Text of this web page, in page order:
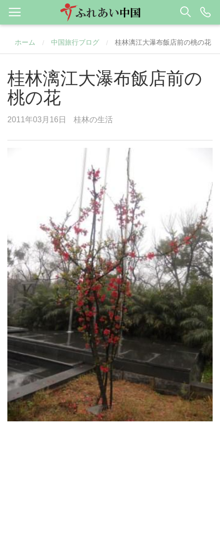
ホーム / 中国旅行ブログ / 桂林漓江大瀑布飯店前の桃の花
桂林漓江大瀑布飯店前の
桃の花
2011年03月16日 桂林の生活